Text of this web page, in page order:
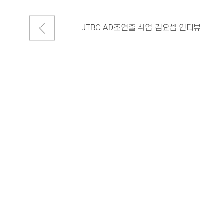
JTBC AD조연출 취업 김요셉 인터뷰